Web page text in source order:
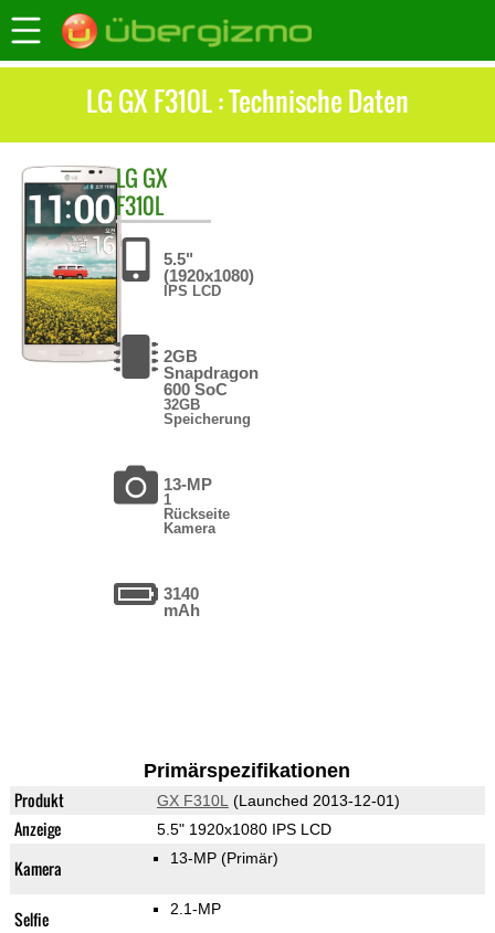
LG GX F310L : Technische Daten
LG GX
F310L
5.5"
(1920x1080)
IPS LCD
2GB
Snapdragon
600 SoC
32GB
Speicherung
13-MP
1
Rückseite
Kamera
3140
mAh
Primärspezifikationen
Produkt GX F310L (Launched 2013-12-01)
Anzeige 5.5" 1920x1080 IPS LCD
Kamera 13-MP (Primär)
Selfie 2.1-MP